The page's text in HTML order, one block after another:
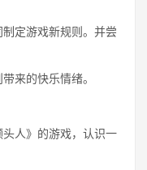
定游戏新规则。并尝
来的快乐情绪。
人》的游戏，认识一